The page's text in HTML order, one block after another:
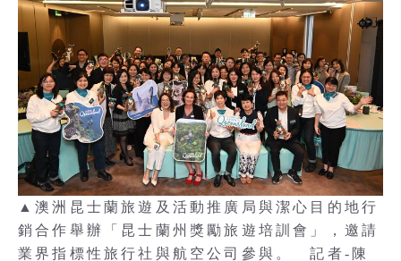
▲澳洲昆士蘭旅遊及活動推廣局與潔心目的地行
銷合作舉辦「昆士蘭州獎勵旅遊培訓會」，邀請
業界指標性旅行社與航空公司參與。 記者-陳